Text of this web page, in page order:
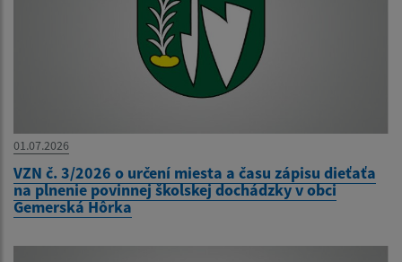
01.07.2026
VZN č. 3/2026 o určení miesta a času zápisu dieťaťa
na plnenie povinnej školskej dochádzky v obci
Gemerská Hôrka